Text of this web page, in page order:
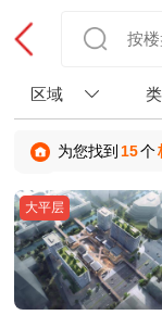
区域
为您找到 15个
大平层